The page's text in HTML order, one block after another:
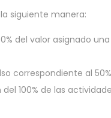
siguiente manera:
del valor asignado
correspondiente al
100% de las